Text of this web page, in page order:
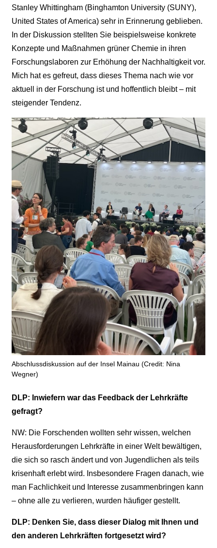
Stanley Whittingham (Binghamton University (SUNY),
United States of America) sehr in Erinnerung geblieben.
In der Diskussion stellten Sie beispielsweise konkrete
Konzepte und Maßnahmen grüner Chemie in ihren
Forschungslaboren zur Erhöhung der Nachhaltigkeit vor.
Mich hat es gefreut, dass dieses Thema nach wie vor
aktuell in der Forschung ist und hoffentlich bleibt – mit
steigender Tendenz.
Abschlussdiskussion auf der Insel Mainau (Credit: Nina
Wegner)
DLP: Inwiefern war das Feedback der Lehrkräfte
gefragt?
NW: Die Forschenden wollten sehr wissen, welchen
Herausforderungen Lehrkräfte in einer Welt bewältigen,
die sich so rasch ändert und von Jugendlichen als teils
krisenhaft erlebt wird. Insbesondere Fragen danach, wie
man Fachlichkeit und Interesse zusammenbringen kann
– ohne alle zu verlieren, wurden häufiger gestellt.
DLP: Denken Sie, dass dieser Dialog mit Ihnen und
den anderen Lehrkräften fortgesetzt wird?